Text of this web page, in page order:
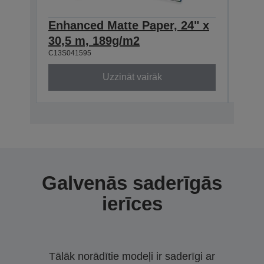
Enhanced Matte Paper, 24" x
30,5 m, 189g/m2
C13S041595
Uzzināt vairāk
Galvenās saderīgās
ierīces
Tālāk norādītie modeļi ir saderīgi ar